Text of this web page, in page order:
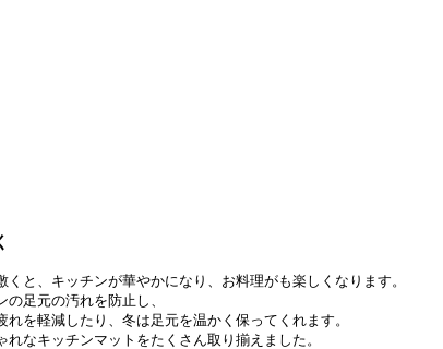
と、キッチンが華やかになり、お料理がも楽しくなります。
足元の汚れを防止し、
を軽減したり、冬は足元を温かく保ってくれます。
なキッチンマットをたくさん取り揃えました。